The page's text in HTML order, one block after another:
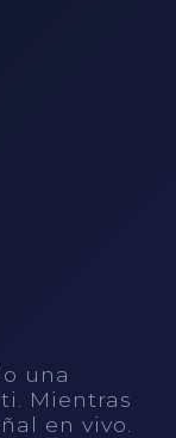
una
Mientras
en vivo.